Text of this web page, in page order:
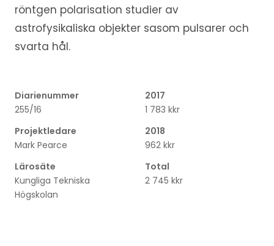
röntgen polarisation studier av
astrofysikaliska objekter sasom pulsarer och
svarta hål.
Diarienummer
255/16
Projektledare
Mark Pearce
Lärosäte
Kungliga Tekniska
Högskolan
2017
1 783 kkr
2018
962 kkr
Total
2 745 kkr